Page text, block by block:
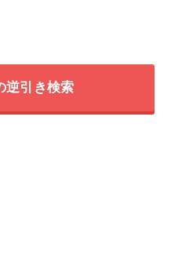
逆引き検索